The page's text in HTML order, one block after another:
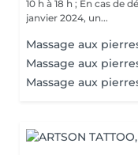
10 h à 18 h ; En cas de
janvier 2024, un...
Massage aux
Massage aux
Massage aux